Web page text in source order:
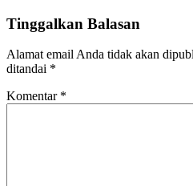
Tinggalkan Balasan
Alamat email Anda tidak akan
ditandai *
Komentar *